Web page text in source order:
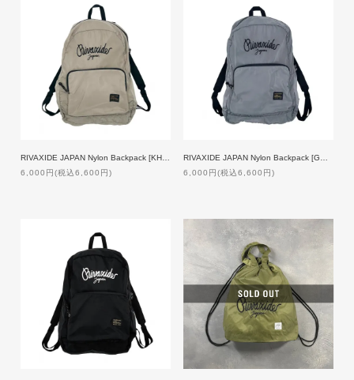
6,000円(税込6,600円)
6,000円(税込6,600円)